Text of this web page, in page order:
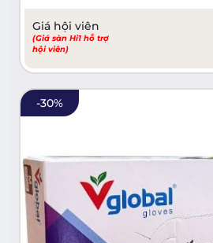
Giá hội viên
(Giá sàn Hi1 hỗ trợ
hội viên)
-30%